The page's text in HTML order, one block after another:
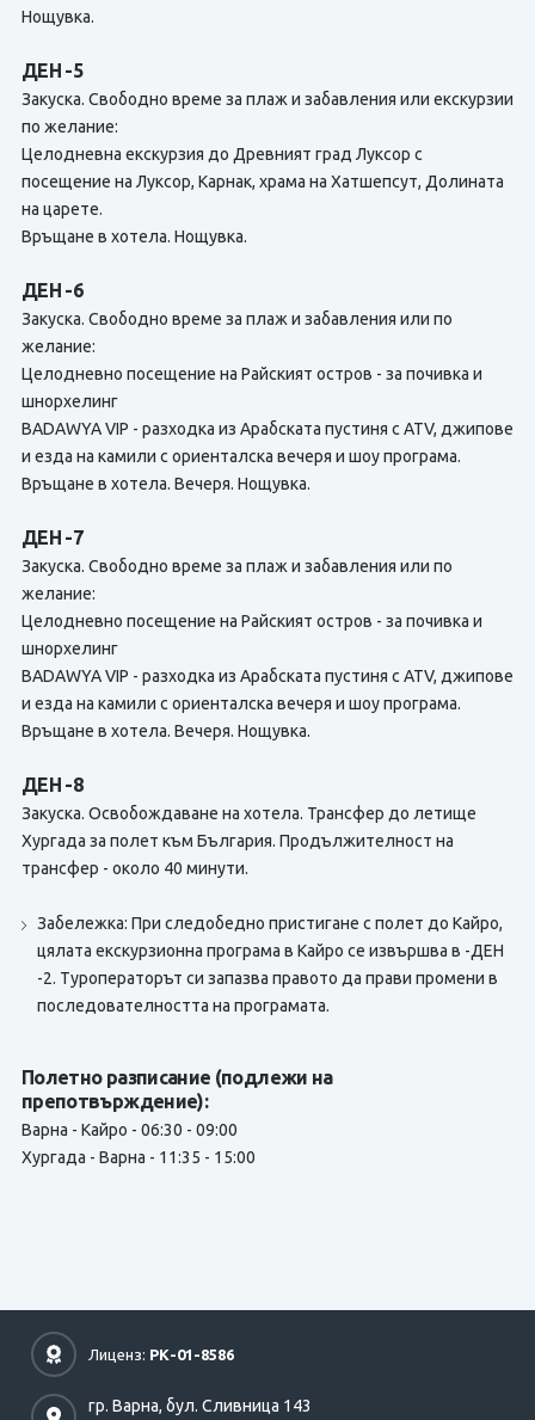
Нощувка.
ДЕН -5
Закуска. Свободно време за плаж и забавления или екскурзии
по желание:
Целодневна екскурзия до Древният град Луксор с
посещение на Луксор, Карнак, храма на Хатшепсут, Долината
на царете.
Връщане в хотела. Нощувка.
ДЕН -6
Закуска. Свободно време за плаж и забавления или по
желание:
Целодневно посещение на Райският остров - за почивка и
шнорхелинг
BADAWYA VIP - разходка из Арабската пустиня с ATV, джипове
и езда на камили с ориенталска вечеря и шоу програма.
Връщане в хотела. Вечеря. Нощувка.
ДЕН -7
Закуска. Свободно време за плаж и забавления или по
желание:
Целодневно посещение на Райският остров - за почивка и
шнорхелинг
BADAWYA VIP - разходка из Арабската пустиня с ATV, джипове
и езда на камили с ориенталска вечеря и шоу програма.
Връщане в хотела. Вечеря. Нощувка.
ДЕН -8
Закуска. Освобождаване на хотела. Трансфер до летище
Хургада за полет към България. Продължителност на
трансфер - около 40 минути.
Забележка: При следобедно пристигане с полет до Кайро,
цялата екскурзионна програма в Кайро се извършва в -ДЕН
-2. Туроператорът си запазва правото да прави промени в
последователността на програмата.
Полетно разписание (подлежи на
препотвърждение):
Варна - Кайро - 06:30 - 09:00
Хургада - Варна - 11:35 - 15:00
Лиценз: РК-01-8586
гр. Варна, бул. Сливница 143